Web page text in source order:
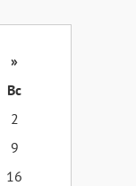
»
Вс
2
9
16